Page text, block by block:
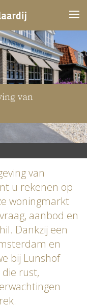
van
van
u rekenen op
woningmarkt
aanbod en
Dankzij een
en
bij Lunshof
rust,